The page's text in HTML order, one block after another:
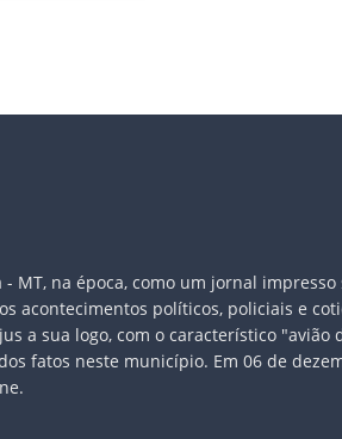
MT, na época, como um jornal
acontecimentos políticos, policiais e
a sua logo, com o característico
fatos neste município. Em 06 de